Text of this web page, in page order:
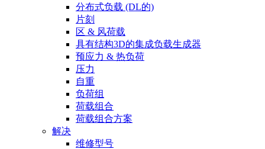
分布式负载 (DL的)
片刻
区 & 风荷载
具有结构3D的集成负载生成器
预应力 & 热负荷
压力
自重
负荷组
荷载组合
荷载组合方案
解决
维修型号